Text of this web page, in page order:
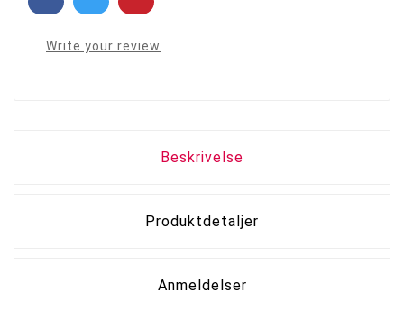
Write your review
Beskrivelse
Produktdetaljer
Anmeldelser